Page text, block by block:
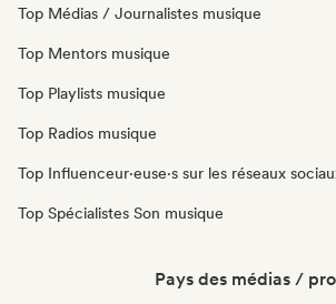
Top Médias / Journalistes musique
Top Mentors musique
Top Playlists musique
Top Radios musique
Top Influenceur·euse·s sur les réseaux
Top Spécialistes Son musique
Pays des médias /